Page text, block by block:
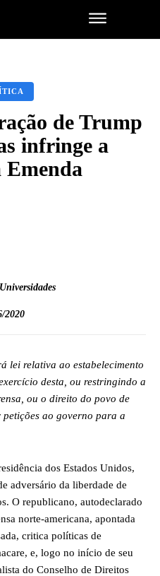
de Trump
infringe a
2020
lei relativa ao estabelecimento
desta, ou restringindo a
ou o direito do povo de
ao governo para a
dos Estados Unidos,
adversário da liberdade de
O republicano, autodeclarado
norte-americana, apontada
critica políticas de
e, logo no início de seu
do Conselho de Direitos